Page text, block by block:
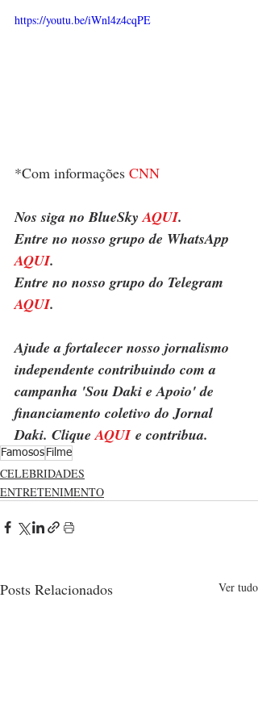
https://youtu.be/iWnl4z4cqPE
*Com informações CNN
Nos siga no BlueSky AQUI.
Entre no nosso grupo de WhatsApp
AQUI.
Entre no nosso grupo do Telegram
AQUI.
Ajude a fortalecer nosso jornalismo
independente contribuindo com a
campanha 'Sou Daki e Apoio' de
financiamento coletivo do Jornal
Daki. Clique AQUI e contribua.
Famosos Filme
CELEBRIDADES
ENTRETENIMENTO
Posts Relacionados Ver tudo